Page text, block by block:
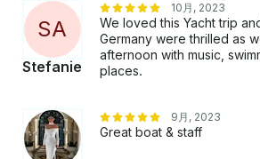
SA
Stefanie
10月, 2023
We loved this Yacht trip
Germany were thrilled as
afternoon with music,
places.
9月, 2023
Great boat & staff